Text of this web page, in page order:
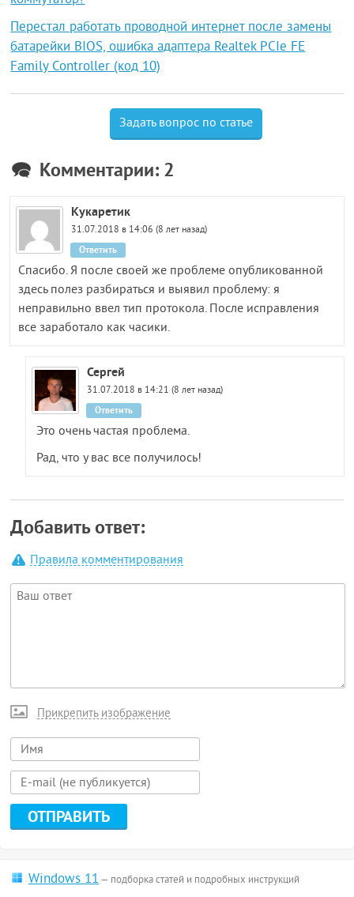
Перестал работать проводной интернет после замены
батарейки BIOS, ошибка адаптера Realtek PCIe FE
Family Controller (код 10)
Задать вопрос по статье
Комментарии: 2
Кукаретик
31.07.2018 в 14:06 (8 лет назад)
Спасибо. Я после своей же проблеме опубликованной
здесь полез разбираться и выявил проблему: я
неправильно ввел тип протокола. После исправления
все заработало как часики.
Ответить
Сергей
31.07.2018 в 14:21 (8 лет назад)
Это очень частая проблема.
Рад, что у вас все получилось!
Ответить
Добавить ответ:
Правила комментирования
Прикрепить изображение
Windows 11— подборка статей и подробных инструкций